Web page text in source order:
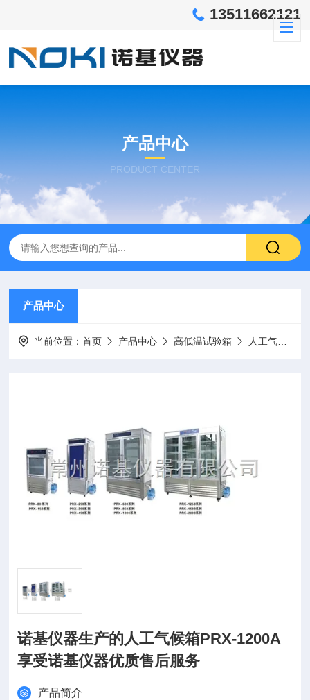
13511662121
产品中心
PRODUCT CENTER
产品中心
当前位置：首页 产品中心 高低温试验箱 人工气候箱
诺基仪器生产的人工气候箱PRX-1200A
享受诺基仪器优质售后服务
产品简介